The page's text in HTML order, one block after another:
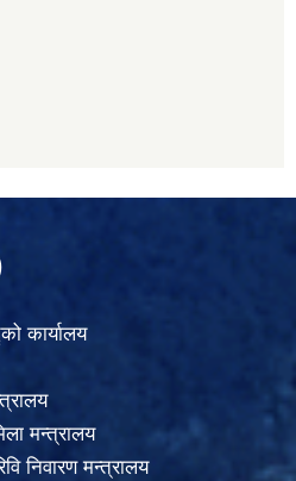
कार्यालय
मन्त्रालय
निवारण मन्त्रालय